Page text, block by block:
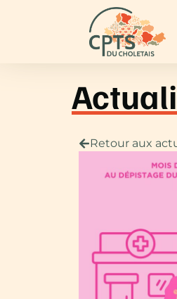
Retour aux